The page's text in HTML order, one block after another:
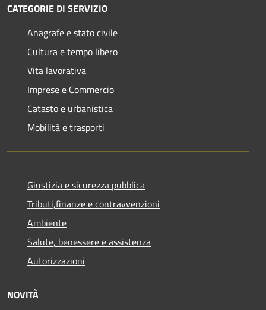
CATEGORIE DI SERVIZIO
Anagrafe e stato civile
Cultura e tempo libero
Vita lavorativa
Imprese e Commercio
Catasto e urbanistica
Mobilità e trasporti
Giustizia e sicurezza pubblica
Tributi,finanze e contravvenzioni
Ambiente
Salute, benessere e assistenza
Autorizzazioni
NOVITÀ